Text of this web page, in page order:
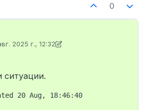
0
2025 г., 12:32
хоббихорсер
ситуации.
20 Aug, 18:46:40